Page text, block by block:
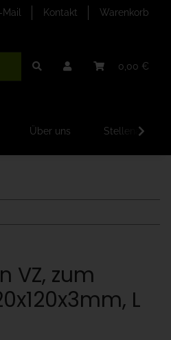
Mail Kontakt Warenkorb
0,00 €
Über uns
VZ, zum
L